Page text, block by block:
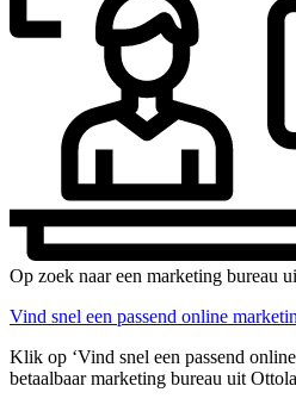
Op zoek naar een marketing bureau
Vind snel een passend online
Klik op ‘Vind snel een passend
betaalbaar marketing bureau uit